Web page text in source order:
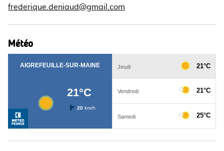
frederique.deniaud@gmail.com
Météo